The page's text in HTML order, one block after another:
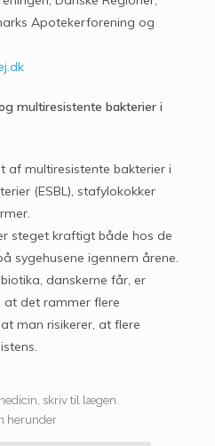
Apotekerforening og
multiresistente bakterier i
af multiresistente bakterier i
(ESBL), stafylokokker
steget kraftigt både hos de
sygehusene igennem årene.
danskerne får, er
at det rammer flere
man risikerer, at flere
skriv til lægen.
herunder